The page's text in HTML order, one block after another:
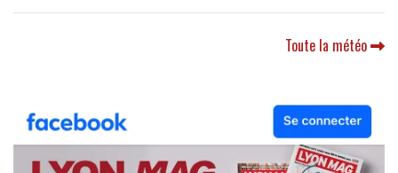
Toute la météo